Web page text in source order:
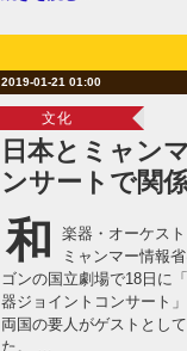
2019-01-21 01:00
文化
日本とミャン
ンサートで関
和
楽器・オーケス
ミャンマー情報
ゴンの国立劇場で18日に
器ジョイントコンサート
両国の要人がゲストとし
た。 …